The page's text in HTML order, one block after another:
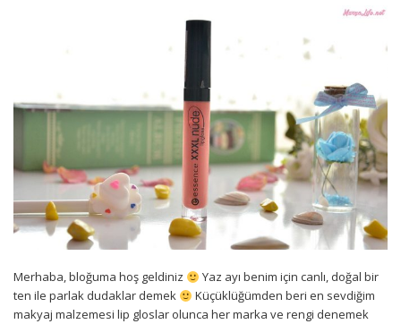
Merhaba, bloğuma hoş geldiniz
Yaz ayı benim için canlı, doğal bir
ten ile parlak dudaklar demek
Küçüklüğümden beri en sevdiğim
makyaj malzemesi lip gloslar olunca her marka ve rengi denemek